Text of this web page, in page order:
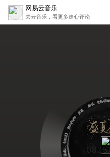
网易云音乐
去云音乐，看更多走心评论